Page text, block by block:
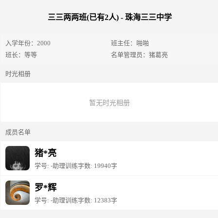
三三两两班(已有2人) - 珠海三三中学
入学年份： 2000 班主任： 啪啪
班长： 等等 名单管理员： 猪葛亮
时光相册
暂无时光相册
成员名单
猪*亮
学号: -助理训练字数: 19940字
罗*辉
学号: -助理训练字数: 12383字